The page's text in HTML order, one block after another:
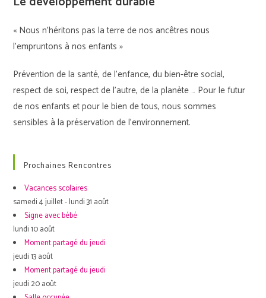
« Nous n’héritons pas la terre de nos ancêtres nous
l’empruntons à nos enfants »
Prévention de la santé, de l’enfance, du bien-être social,
respect de soi, respect de l’autre, de la planète … Pour le futur
de nos enfants et pour le bien de tous, nous sommes
sensibles à la préservation de l’environnement.
Prochaines Rencontres
Vacances scolaires
samedi 4 juillet - lundi 31 août
Signe avec bébé
lundi 10 août
Moment partagé du jeudi
jeudi 13 août
Moment partagé du jeudi
jeudi 20 août